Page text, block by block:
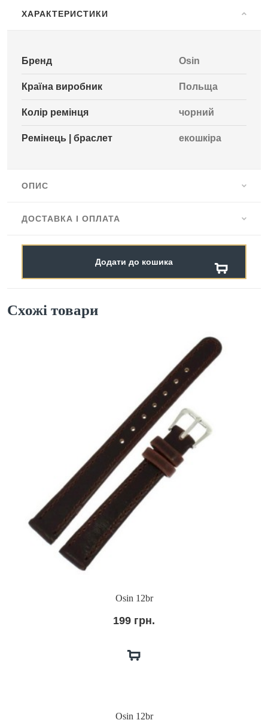
ХАРАКТЕРИСТИКИ
Бренд Osin
Країна виробник Польща
Колір ремінця чорний
Ремінець | браслет екошкіра
ОПИС
ДОСТАВКА І ОПЛАТА
Додати до кошика
Схожі товари
Osin 12br
199 грн.
Osin 12br